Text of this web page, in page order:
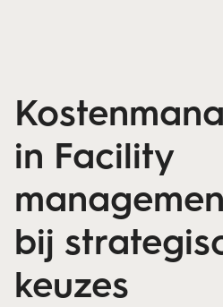
in Facility
bij
keuzes